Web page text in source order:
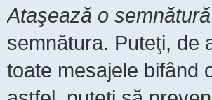
Ataşează o semnătură
semnătura. Puteţi, de
toate mesajele bifând